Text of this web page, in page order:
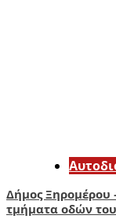
Δήμος Ξηρομέρου
τμήματα οδών